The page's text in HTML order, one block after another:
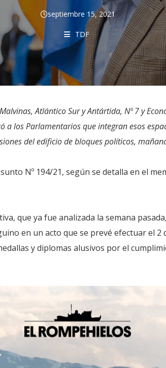
septiembre 15, 2021
TDF
Atlántico Sur y Antártida, Nº 7 y
a los Parlamentarios que integran esos
del edificio de bloques políticos,
Nº 194/21, según se detalla en el
que ya fue analizada la semana
en un acto que se prevé efectuar el 2
y diplomas alusivos por el